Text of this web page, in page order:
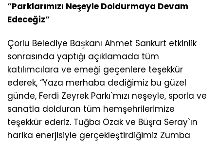
“Parklarımızı Neşeyle Doldurmaya Devam
Edeceğiz”
Çorlu Belediye Başkanı Ahmet Sarıkurt etkinlik
sonrasında yaptığı açıklamada tüm
katılımcılara ve emeği geçenlere teşekkür
ederek, “Yaza merhaba dediğimiz bu güzel
günde, Ferdi Zeyrek Parkı`mızı neşeyle, sporla ve
sanatla dolduran tüm hemşehrilerimize
teşekkür ederiz. Tuğba Özak ve Büşra Seray`ın
harika enerjisiyle gerçekleştirdiğimiz Zumba